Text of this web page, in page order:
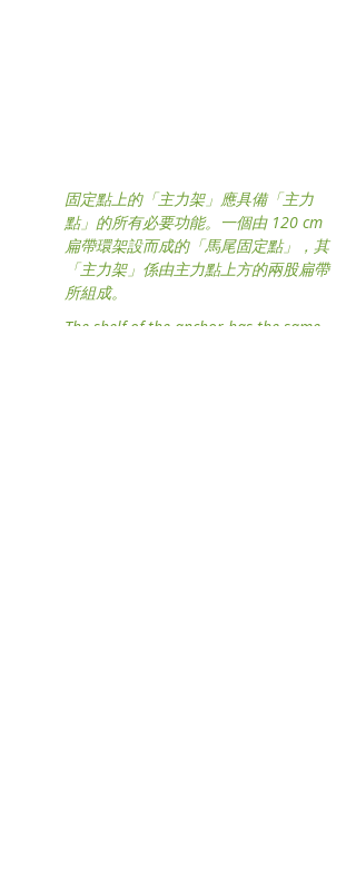
固定點上的「主力架」應具備「主力
點」的所有必要功能。一個由 120 cm
扁帶環架設而成的「馬尾固定點」，其
「主力架」係由主力點上方的兩股扁帶
所組成。
The shelf of the anchor has the same